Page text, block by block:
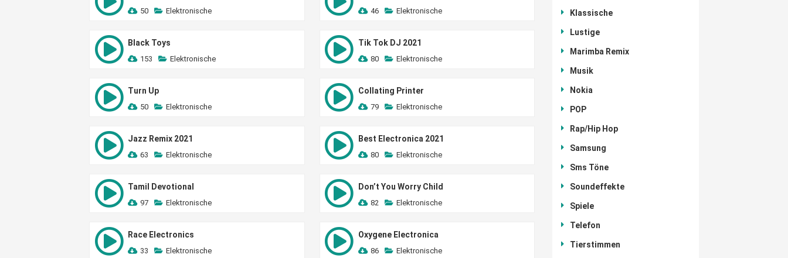
50 Elektronische 46 Elektronische
Black Toys
153 Elektronische
Tik Tok DJ 2021
80 Elektronische
Turn Up
50 Elektronische
Collating Printer
79 Elektronische
Jazz Remix 2021
63 Elektronische
Best Electronica 2021
80 Elektronische
Tamil Devotional
97 Elektronische
Don’t You Worry Child
82 Elektronische
Race Electronics
33 Elektronische
Oxygene Electronica
86 Elektronische
Klassische
Lustige
Marimba Remix
Musik
Nokia
POP
Rap/Hip Hop
Samsung
Sms Töne
Soundeffekte
Spiele
Telefon
Tierstimmen